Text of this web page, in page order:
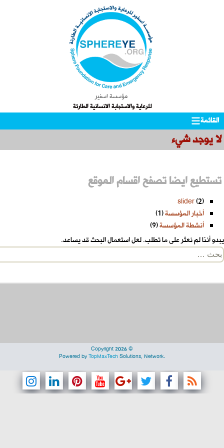
مؤسسة اسفير
للرعاية والاستجابة الانسانية الطارئة
القائمة
إلى
المحتوى
to
secondary
content
لا يوجد شيء
تستطيع ايضا تصفح اقسام الموقع
slider(2)
أخبار المؤسسة(1)
أنشطة المؤسسة(9)
يبدو أننا لم نعثر على ما تطلب. لعل استعمال البحث قد يساعد.
البحث
عن:
Copyright 2026 ©
Powered byTopMaxTechSolutions, Network.